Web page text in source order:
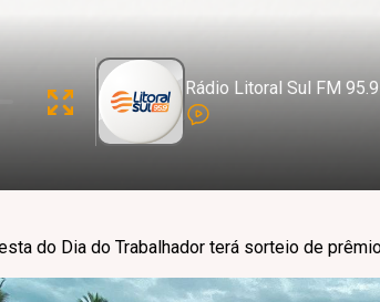
Rádio Litoral Sul FM
do Dia do Trabalhador terá sorteio de